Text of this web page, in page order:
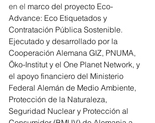
en el marco del proyecto Eco-
Advance: Eco Etiquetados y
Contratación Pública Sostenible.
Ejecutado y desarrollado por la
Cooperación Alemana GIZ, PNUMA,
Öko-Institut y el One Planet Network, y
el apoyo financiero del Ministerio
Federal Alemán de Medio Ambiente,
Protección de la Naturaleza,
Seguridad Nuclear y Protección al